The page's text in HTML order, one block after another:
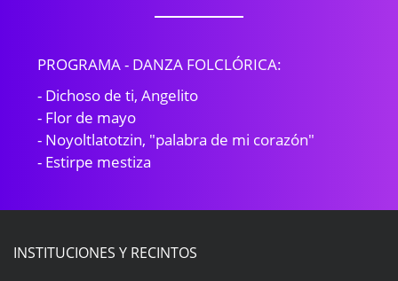
PROGRAMA - DANZA FOLCLÓRICA:
- Dichoso de ti, Angelito
- Flor de mayo
- Noyoltlatotzin, "palabra de mi corazón"
- Estirpe mestiza
INSTITUCIONES Y RECINTOS